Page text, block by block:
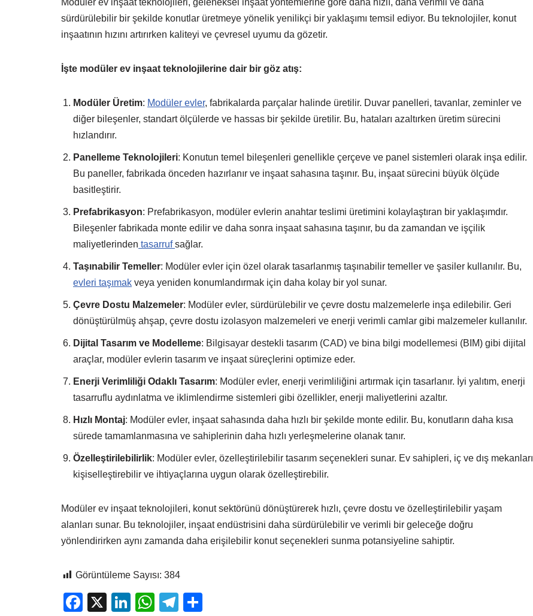
Modüler ev inşaat teknolojileri, geleneksel inşaat yöntemlerine göre daha hızlı, daha verimli ve daha
sürdürülebilir bir şekilde konutlar üretmeye yönelik yenilikçi bir yaklaşımı temsil ediyor. Bu teknolojiler, konut
inşaatının hızını artırırken kaliteyi ve çevresel uyumu da gözetir.
İşte modüler ev inşaat teknolojilerine dair bir göz atış:
Modüler Üretim: Modüler evler, fabrikalarda parçalar halinde üretilir. Duvar panelleri, tavanlar, zeminler ve
diğer bileşenler, standart ölçülerde ve hassas bir şekilde üretilir. Bu, hataları azaltırken üretim sürecini
hızlandırır.
Panelleme Teknolojileri: Konutun temel bileşenleri genellikle çerçeve ve panel sistemleri olarak inşa edilir.
Bu paneller, fabrikada önceden hazırlanır ve inşaat sahasına taşınır. Bu, inşaat sürecini büyük ölçüde
basitleştirir.
Prefabrikasyon: Prefabrikasyon, modüler evlerin anahtar teslimi üretimini kolaylaştıran bir yaklaşımdır.
Bileşenler fabrikada monte edilir ve daha sonra inşaat sahasına taşınır, bu da zamandan ve işçilik
maliyetlerinden tasarrufsağlar.
Taşınabilir Temeller: Modüler evler için özel olarak tasarlanmış taşınabilir temeller ve şasiler kullanılır. Bu,
evleri taşımak veya yeniden konumlandırmak için daha kolay bir yol sunar.
Çevre Dostu Malzemeler: Modüler evler, sürdürülebilir ve çevre dostu malzemelerle inşa edilebilir. Geri
dönüştürülmüş ahşap, çevre dostu izolasyon malzemeleri ve enerji verimli camlar gibi malzemeler kullanılır.
Dijital Tasarım ve Modelleme: Bilgisayar destekli tasarım (CAD) ve bina bilgi modellemesi (BIM) gibi dijital
araçlar, modüler evlerin tasarım ve inşaat süreçlerini optimize eder.
Enerji Verimliliği Odaklı Tasarım: Modüler evler, enerji verimliliğini artırmak için tasarlanır. İyi yalıtım, enerji
tasarruflu aydınlatma ve iklimlendirme sistemleri gibi özellikler, enerji maliyetlerini azaltır.
Hızlı Montaj: Modüler evler, inşaat sahasında daha hızlı bir şekilde monte edilir. Bu, konutların daha kısa
sürede tamamlanmasına ve sahiplerinin daha hızlı yerleşmelerine olanak tanır.
Özelleştirilebilirlik: Modüler evler, özelleştirilebilir tasarım seçenekleri sunar. Ev sahipleri, iç ve dış mekanları
kişiselleştirebilir ve ihtiyaçlarına uygun olarak özelleştirebilir.
Modüler ev inşaat teknolojileri, konut sektörünü dönüştürerek hızlı, çevre dostu ve özelleştirilebilir yaşam
alanları sunar. Bu teknolojiler, inşaat endüstrisini daha sürdürülebilir ve verimli bir geleceğe doğru
yönlendirirken aynı zamanda daha erişilebilir konut seçenekleri sunma potansiyeline sahiptir.
Görüntüleme Sayısı: 384
F
X
Li
W
T